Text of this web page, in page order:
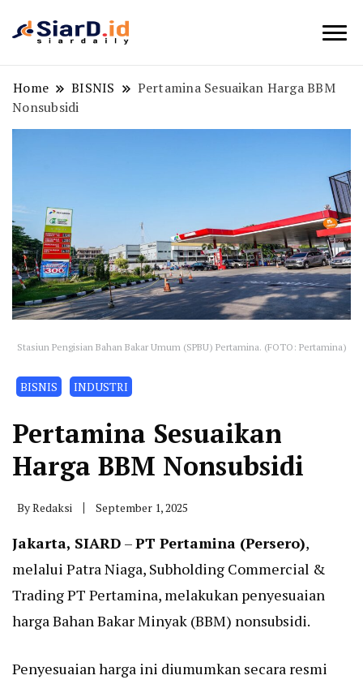
Home BISNIS
Pertamina Sesuaikan Harga BBM
Nonsubsidi
Stasiun Pengisian Bahan Bakar Umum (SPBU) Pertamina. (FOTO: Pertamina)
BISNIS INDUSTRI
Pertamina Sesuaikan
Harga BBM Nonsubsidi
ByRedaksi September 1, 2025
Jakarta, SIARD –PT Pertamina (Persero),
melalui Patra Niaga, Subholding Commercial &
Trading PT Pertamina, melakukan penyesuaian
harga Bahan Bakar Minyak (BBM) nonsubsidi.
Penyesuaian harga ini diumumkan secara resmi